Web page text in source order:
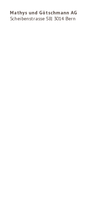
Mathys und Götschmann AG
Scheibenstrasse 58| 3014 Bern